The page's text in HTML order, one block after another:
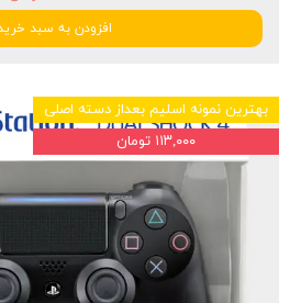
★★★
افزودن به سبد
بهترین نمونه اسلیم بعداز دسته اصلی
۱۱۳,۰۰۰ تومان